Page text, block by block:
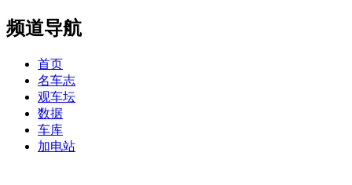
频道导航
首页
名车志
观车坛
数据
车库
加电站